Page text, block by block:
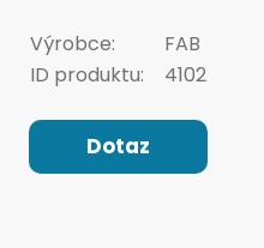
Výrobce:
FAB
ID produktu:
4102
Dotaz